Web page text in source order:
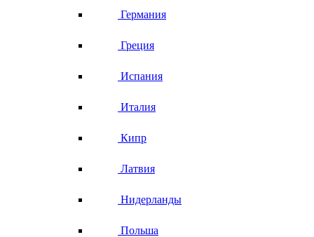
Германия
Греция
Испания
Италия
Кипр
Латвия
Нидерланды
Польша